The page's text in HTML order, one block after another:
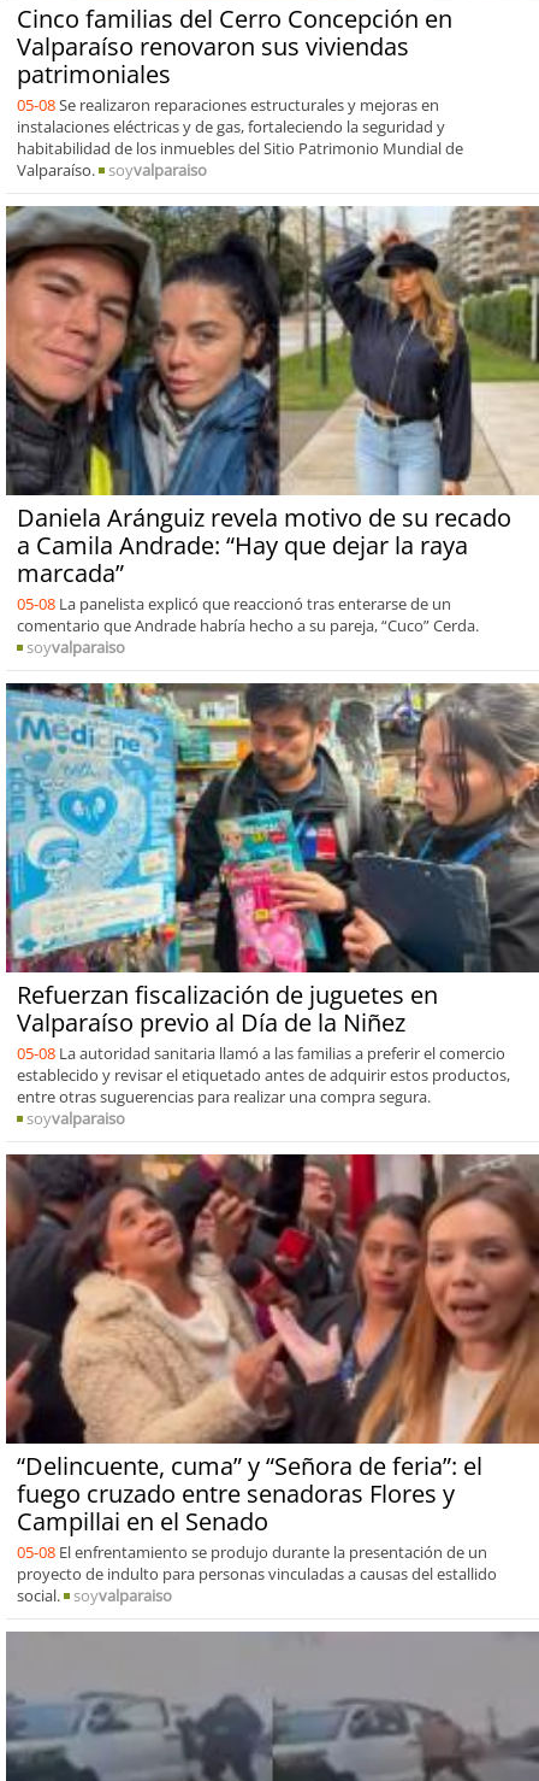
Cinco familias del Cerro Concepción en
Valparaíso renovaron sus viviendas
patrimoniales
05-08Se realizaron reparaciones estructurales y mejoras en
instalaciones eléctricas y de gas, fortaleciendo la seguridad y
habitabilidad de los inmuebles del Sitio Patrimonio Mundial de
Valparaíso.
soyvalparaiso
Daniela Aránguiz revela motivo de su recado
a Camila Andrade: “Hay que dejar la raya
marcada”
05-08 La panelista explicó que reaccionó tras enterarse de un
comentario que Andrade habría hecho a su pareja, “Cuco” Cerda.
soyvalparaiso
Refuerzan fiscalización de juguetes en
Valparaíso previo al Día de la Niñez
05-08 La autoridad sanitaria llamó a las familias a preferir el comercio
establecido y revisar el etiquetado antes de adquirir estos productos,
entre otras suguerencias para realizar una compra segura.
soyvalparaiso
“Delincuente, cuma” y “Señora de feria”: el
fuego cruzado entre senadoras Flores y
Campillai en el Senado
05-08 El enfrentamiento se produjo durante la presentación de un
proyecto de indulto para personas vinculadas a causas del estallido
social.
soyvalparaiso